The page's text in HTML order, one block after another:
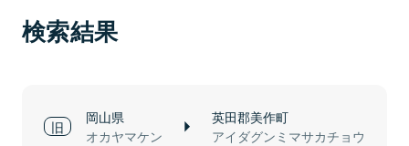
検索結果
岡山県
オカヤマケン
英田郡美作町
アイダグンミマサカチョウ